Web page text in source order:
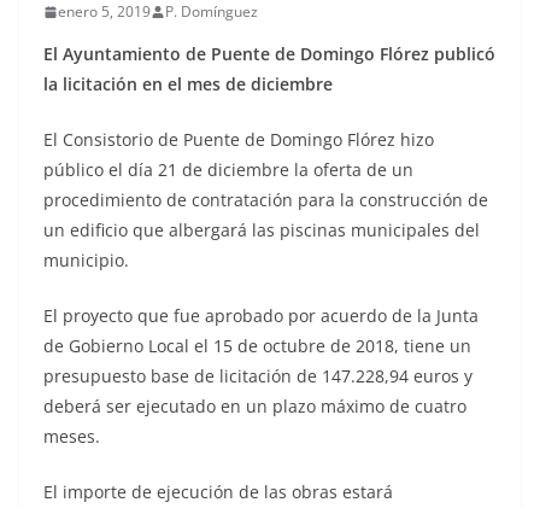
enero 5, 2019 P. Domínguez
El Ayuntamiento de Puente de Domingo Flórez publicó
la licitación en el mes de diciembre
El Consistorio de Puente de Domingo Flórez hizo
público el día 21 de diciembre la oferta de un
procedimiento de contratación para la construcción de
un edificio que albergará las piscinas municipales del
municipio.
El proyecto que fue aprobado por acuerdo de la Junta
de Gobierno Local el 15 de octubre de 2018, tiene un
presupuesto base de licitación de 147.228,94 euros y
deberá ser ejecutado en un plazo máximo de cuatro
meses.
El importe de ejecución de las obras estará